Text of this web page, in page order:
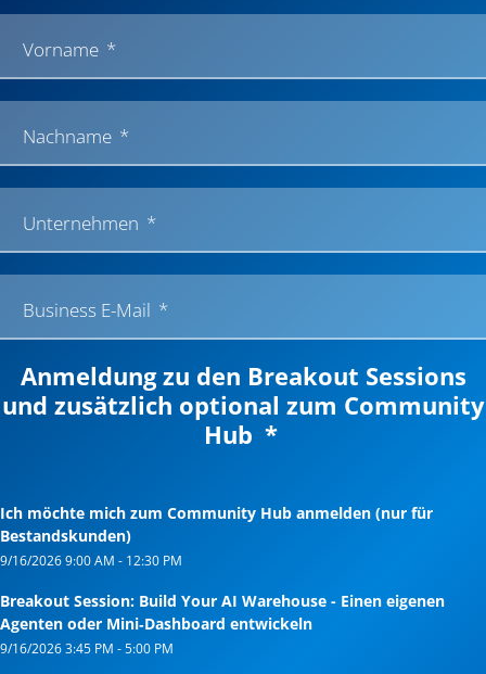
Vorname
Nachname
Unternehmen
Business E-Mail
Anmeldung zu den Breakout Sessions
und zusätzlich optional zum Community
Hub
Ich möchte mich zum Community Hub anmelden (nur für
Bestandskunden)
9/16/20269:00 AM - 12:30 PM
Breakout Session: Build Your AI Warehouse - Einen eigenen
Agenten oder Mini‑Dashboard entwickeln
9/16/20263:45 PM -5:00 PM